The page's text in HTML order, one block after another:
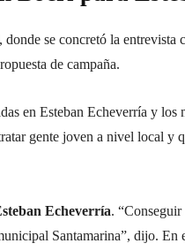
se concretó la
de campaña.
en Esteban Echeverría y los
gente joven a nivel local y
Echeverría.
Santamarina”, dijo. En